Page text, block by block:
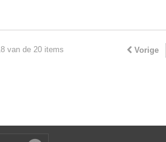
Vorige
van de 20 items